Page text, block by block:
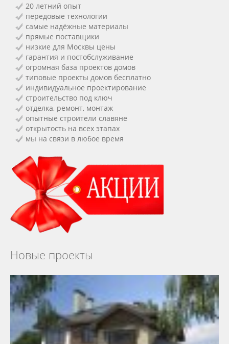
20 летний опыт
передовые технологии
самые надёжные материалы
прямые поставщики
низкие для Москвы цены
гарантия и постобслуживание
огромная база проектов домов
типовые проекты домов бесплатно
индивидуальное проектирование
строительство под ключ
отделка, ремонт, монтаж
опытные строители славяне
открытость на всех этапах
мы на связи в любое время
Новые проекты